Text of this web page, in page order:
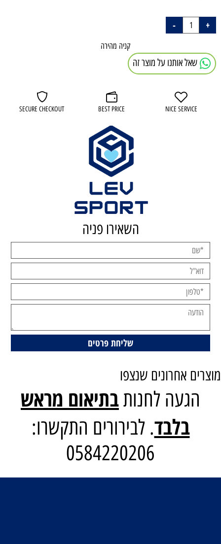
קניה מהירה
שאל אותנו על מוצר זה
NICE SERVICE
BEST PRICE
SECURE CHECKOUT
השאירו פניה
מוצרים אחרונים שנצפו
הגעה לחנותבתיאום מראש
בלבד. לבירורים התקשרו:
0584220206